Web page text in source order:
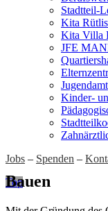
Stadtteil-
Kita
Kita Villa
JFE
Jugendamt
Kinder-
Jobs – Spenden –
Top
Bauen